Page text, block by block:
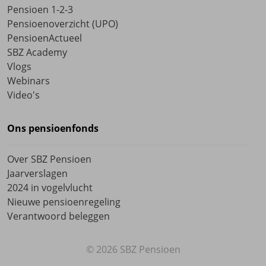
Sluit dan zelf een verzekering bij een
verzekeraar af.
Pensioen 1-2-3
Pensioenoverzicht (UPO)
PensioenActueel
SBZ Academy
Vlogs
Webinars
Video's
Ons pensioenfonds
Over SBZ Pensioen
Jaarverslagen
2024 in vogelvlucht
Nieuwe pensioenregeling
Verantwoord beleggen
© 2026 SBZ Pensioen